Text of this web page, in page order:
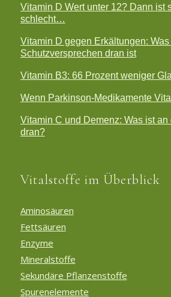
Vitamin D Wert unter 12? Dann ist
schlecht…
Vitamin D gegen Erkältungen:
Schutzversprechen dran ist
Vitamin B3: 66 Prozent weniger
Wenn Parkinson-Medikamente
Vitamin C und Demenz: Was ist an
dran?
Vitalstoffe im Überblick
Aminosäuren
Fettsäuren
Enzyme
Mineralstoffe
Sekundäre Pflanzenstoffe
Spurenelemente